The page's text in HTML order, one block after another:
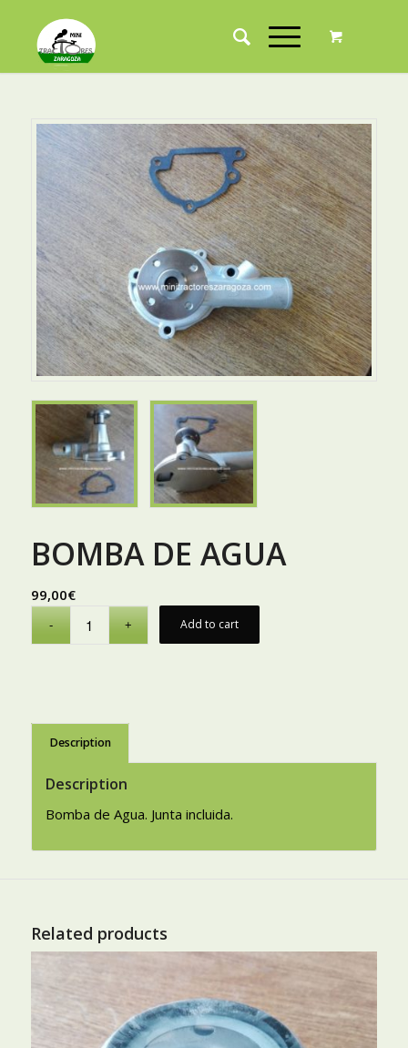
BOMBA DE AGUA
99,00€
Add to cart
Description
Description
Bomba de Agua. Junta incluida.
Related products